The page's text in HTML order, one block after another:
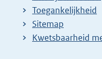
Toegankelijkheid
Sitemap
E
Kwetsbaarheid